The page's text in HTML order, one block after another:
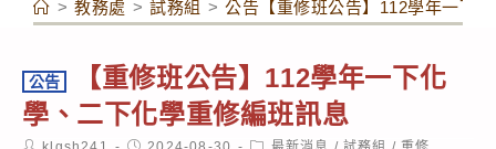
> 教務處 > 試務組 > 公告【重修班公告】112學年一下
公告
【重修班公告】112學年一下化
學、二下化學重修編班訊息
Post
Post
Post